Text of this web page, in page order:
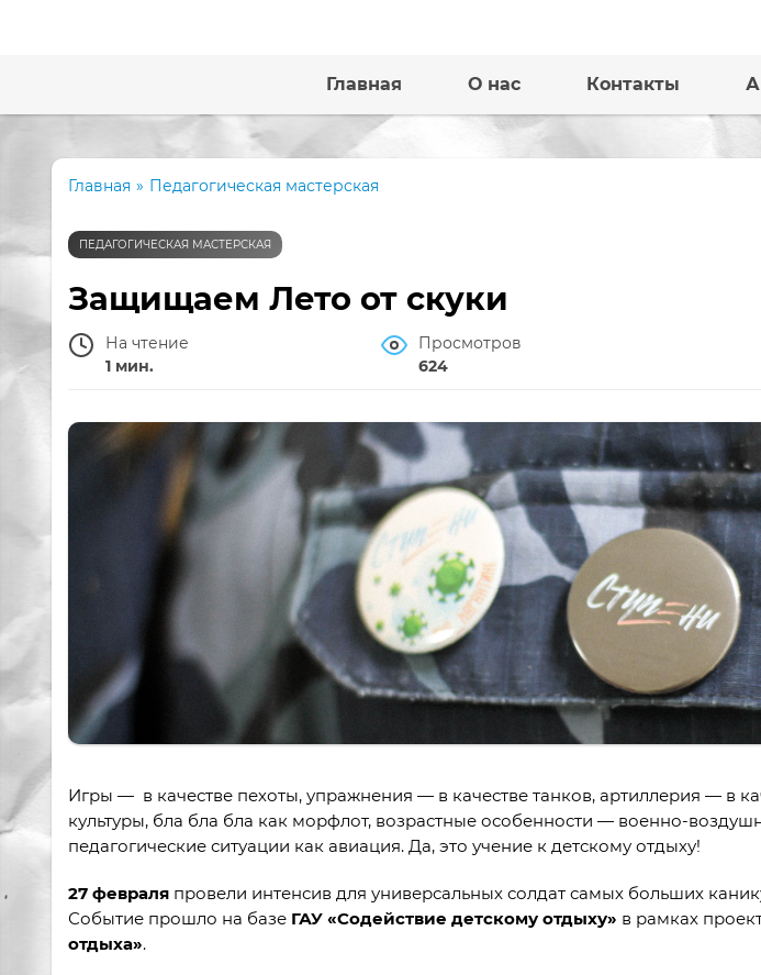
Главная О нас Контакты
Главная » Педагогическая мастерская
ПЕДАГОГИЧЕСКАЯ МАСТЕРСКАЯ
Защищаем Лето от скуки
На чтение
1 мин.
Просмотров
624
Игры — в качестве пехоты, упражнения — в качестве танков, артиллерия — в
культуры, бла бла бла как морфлот, возрастные особенности — военно-
педагогические ситуации как авиация. Да, это учение к детскому отдыху!
27 февраля провели интенсив для универсальных солдат самых больших
Событие прошло на базе ГАУ «Содействие детскому отдыху» в рамках
отдыха».